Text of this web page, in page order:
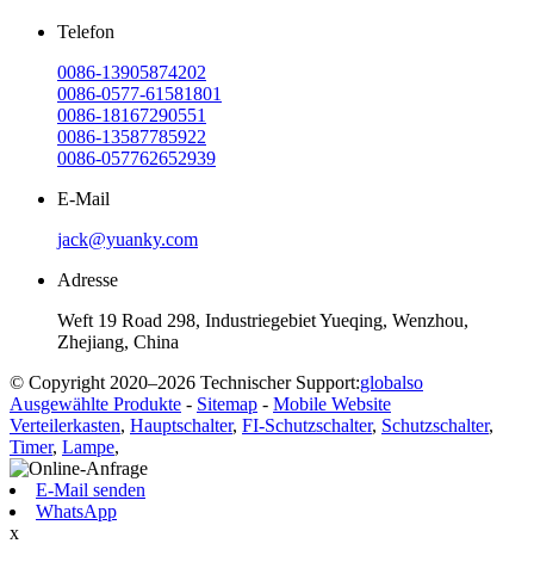
Telefon
0086-13905874202
0086-0577-61581801
0086-18167290551
0086-13587785922
0086-057762652939
E-Mail
jack@yuanky.com
Adresse
Weft 19 Road 298, Industriegebiet Yueqing, Wenzhou,
Zhejiang, China
© Copyright 2020–2026 Technischer Support:globalso
Ausgewählte Produkte - Sitemap - Mobile Website
Verteilerkasten, Hauptschalter, FI-Schutzschalter, Schutzschalter,
Timer, Lampe,
E-Mail senden
WhatsApp
x